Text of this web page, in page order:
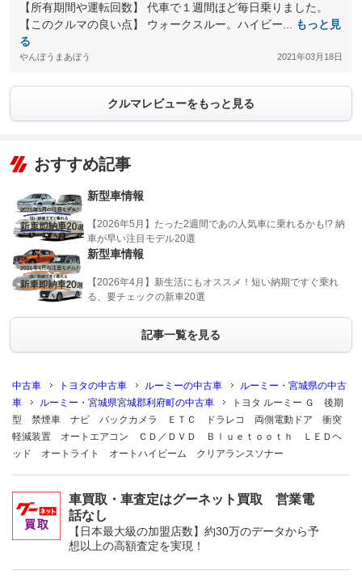
【所有期間や運転回数】 代車で１週間ほど毎日乗りました。
【このクルマの良い点】 ウォークスルー。ハイビー...
もっと見
る
やんぼうまあぼう 2021年03月18日
クルマレビューをもっと見る
おすすめ記事
新型車情報
【2026年5月】たった2週間であの人気車に乗れるかも!? 納
車が早い注目モデル20選
新型車情報
【2026年4月】新生活にもオススメ！短い納期ですぐ乗れ
る、要チェックの新車20選
記事一覧を見る
中古車 トヨタの中古車 ルーミーの中古車
ルーミー・宮城県の中古
車
ルーミー・宮城県宮城郡利府町の中古車
トヨタ ルーミー Ｇ 後期
型 禁煙車 ナビ バックカメラ ＥＴＣ ドラレコ 両側電動ドア 衝突
軽減装置 オートエアコン ＣＤ／ＤＶＤ Ｂｌｕｅｔｏｏｔｈ ＬＥＤヘ
ッド オートライト オートハイビーム クリアランスソナー
車買取・車査定はグーネット買取 営業電
話なし
【日本最大級の加盟店数】約30万のデータから予
想以上の高額査定を実現！